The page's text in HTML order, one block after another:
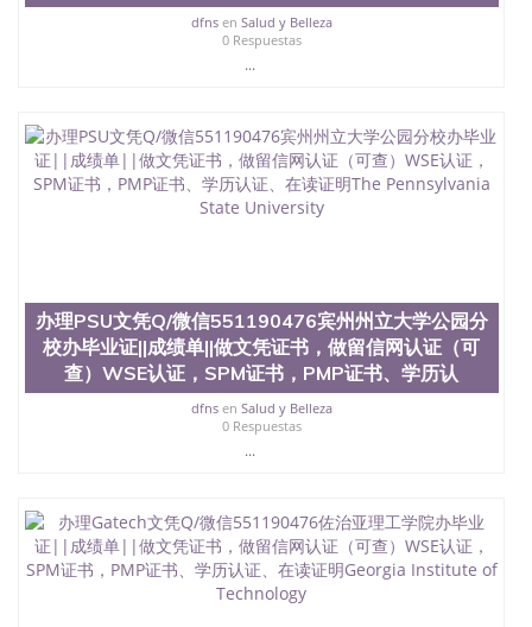
dfnsen Salud y Belleza
0 Respuestas
...
办理PSU文凭Q/微信551190476宾州州立大学公园分
校办毕业证||成绩单||做文凭证书，做留信网认证（可
查）WSE认证，SPM证书，PMP证书、学历认
dfnsen Salud y Belleza
0 Respuestas
...